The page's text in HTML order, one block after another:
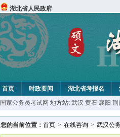
湖北省人民政府
首页 时政要闻 湖北省考报名
国家公务员考试网 地方站: 武汉 黄石 襄阳 荆
您的当前位置： 首页 > 在线咨询 > 武汉公